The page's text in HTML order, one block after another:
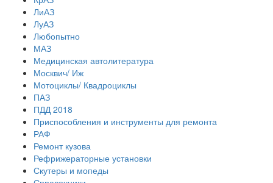
ЛиАЗ
ЛуАЗ
Любопытно
МАЗ
Медицинская автолитература
Москвич/ Иж
Мотоциклы/ Квадроциклы
ПАЗ
ПДД 2018
Приспособления и инструменты для ремонта
РАФ
Ремонт кузова
Рефрижераторные установки
Скутеры и мопеды